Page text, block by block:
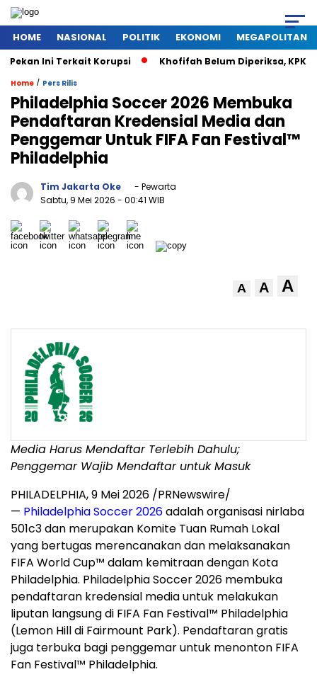
HOME NASIONAL POLITIK EKONOMI MEGAPOLITAN
Ini Terkait Korupsi Khofifah Belum Diperiksa, KPK
Home / Pers Rilis
Philadelphia Soccer 2026 Membuka
Pendaftaran Kredensial Media dan
Penggemar Untuk FIFA Fan Festival™
Philadelphia
Tim Jakarta Oke
- Pewarta
Sabtu, 9 Mei 2026 - 00:41 WIB
A A A
Media Harus Mendaftar Terlebih Dahulu;
Penggemar Wajib Mendaftar untuk Masuk
PHILADELPHIA,9 Mei 2026 /PRNewswire/
— Philadelphia Soccer 2026adalah organisasi nirlaba
501c3 dan merupakan Komite Tuan Rumah Lokal
yang bertugas merencanakan dan melaksanakan
FIFA World Cup™ dalam kemitraan dengan Kota
Philadelphia. Philadelphia Soccer 2026 membuka
pendaftaran kredensial media untuk melakukan
liputan langsung di FIFA Fan Festival™ Philadelphia
(Lemon Hill di Fairmount Park). Pendaftaran gratis
juga terbuka bagi penggemar untuk menonton FIFA
Fan Festival™ Philadelphia.